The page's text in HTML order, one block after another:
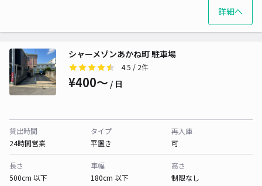
詳細へ
シャーメゾンあかね町 駐車場
4.5 / 2件
¥400〜 / 日
貸出時間
24時間営業
タイプ
平置き
再入庫
可
長さ
500cm 以下
車幅
180cm 以下
高さ
制限なし